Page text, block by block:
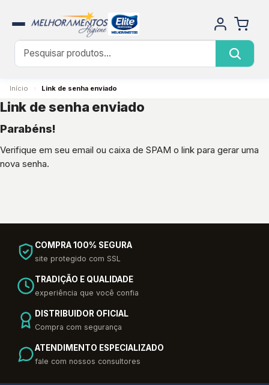
Início › Link de senha enviado
Link de senha enviado
Parabéns!
Verifique em seu email ou caixa de SPAM o link para gerar uma
nova senha.
COMPRA 100% SEGURA
site protegido com SSL
TRADIÇÃO E QUALIDADE
experiência que você confia
DISTRIBUIDOR OFICIAL
Compra com segurança
ATENDIMENTO ESPECIALIZADO
fale com nossos consultores